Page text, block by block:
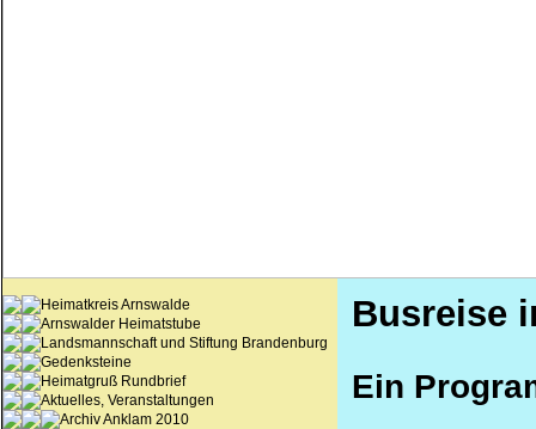
Heimatkreis Arnswalde
Arnswalder Heimatstube
Landsmannschaft und Stiftung Brandenburg
Gedenksteine
Heimatgruß Rundbrief
Aktuelles, Veranstaltungen
Archiv Anklam 2010
Busreise
Ein